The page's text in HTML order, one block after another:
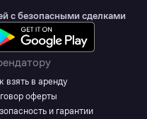
с безопасными сделками
взять в аренду
оферты
и гарантии